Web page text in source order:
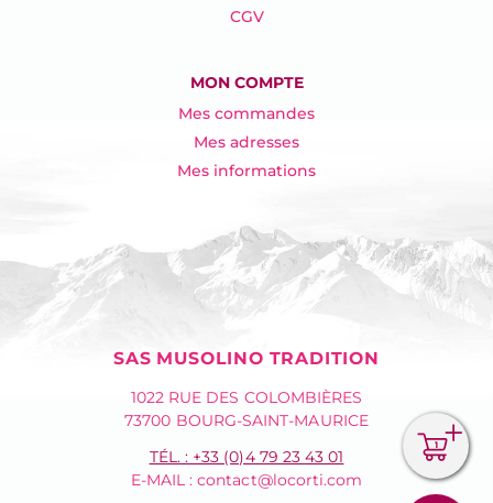
1
CGV
MON COMPTE
Mes commandes
Mes adresses
Mes informations
SAS MUSOLINO TRADITION
1022 RUE DES COLOMBIÈRES
73700 BOURG-SAINT-MAURICE
TÉL. : +33 (0)4 79 23 43 01
E-MAIL :contact@locorti.com